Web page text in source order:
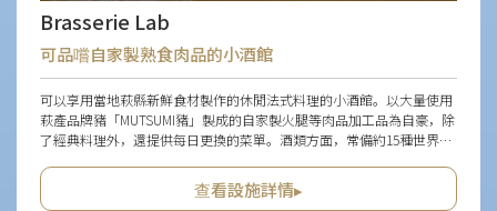
Brasserie Lab
可品嚐自家製熟食肉品的小酒館
可以享用當地萩縣新鮮食材製作的休閒法式料理的小酒館。以大量使用
萩產品牌豬「MUTSUMI豬」製成的自家製火腿等肉品加工品為自豪，除
了經典料理外，還提供每日更換的菜單。酒類方面，常備約15種世界各
店內播放與小酒館氣氛非常契合的音樂，讓人忘卻時間，放鬆心情。設
有吧台和派對室，無論是單獨一人或大團體，都能在各種場合使用。
查看設施詳情▸